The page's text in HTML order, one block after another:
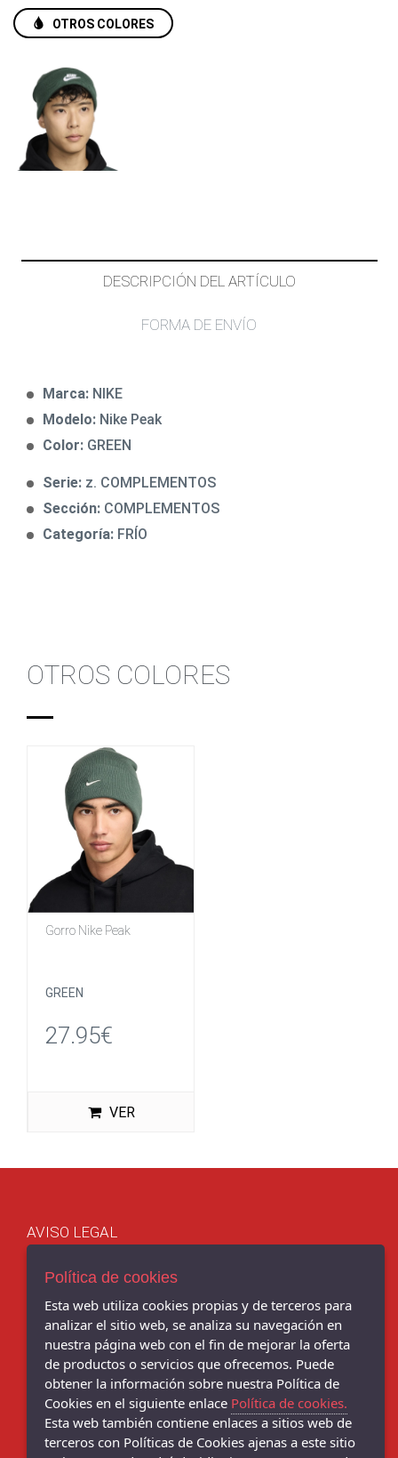
OTROS COLORES
DESCRIPCIÓN DEL ARTÍCULO
FORMA DE ENVÍO
Marca: NIKE
Modelo: Nike Peak
Color: GREEN
Serie: z. COMPLEMENTOS
Sección: COMPLEMENTOS
Categoría: FRÍO
OTROS COLORES
Gorro Nike Peak
GREEN
27.95€
VER
AVISO LEGAL
POLÍTICA DE COOKIES
ENVÍOS Y DEVOLUCIONES
Chema Sport - C/ BENITO CORBAL, 14, PONTEVEDRA - 36001
(Pontevedra)
Chema Sneakers - C/ DANIEL DE LA SOTA, 9, - 36001 (Pontevedra)
Política de cookies
Esta web utiliza cookies propias y de terceros para
analizar el sitio web, se analiza su navegación en
nuestra página web con el fin de mejorar la oferta
de productos o servicios que ofrecemos. Puede
obtener la información sobre nuestra Política de
Cookies en el siguiente enlace Política de cookies.
Esta web también contiene enlaces a sitios web de
terceros con Políticas de Cookies ajenas a este sitio